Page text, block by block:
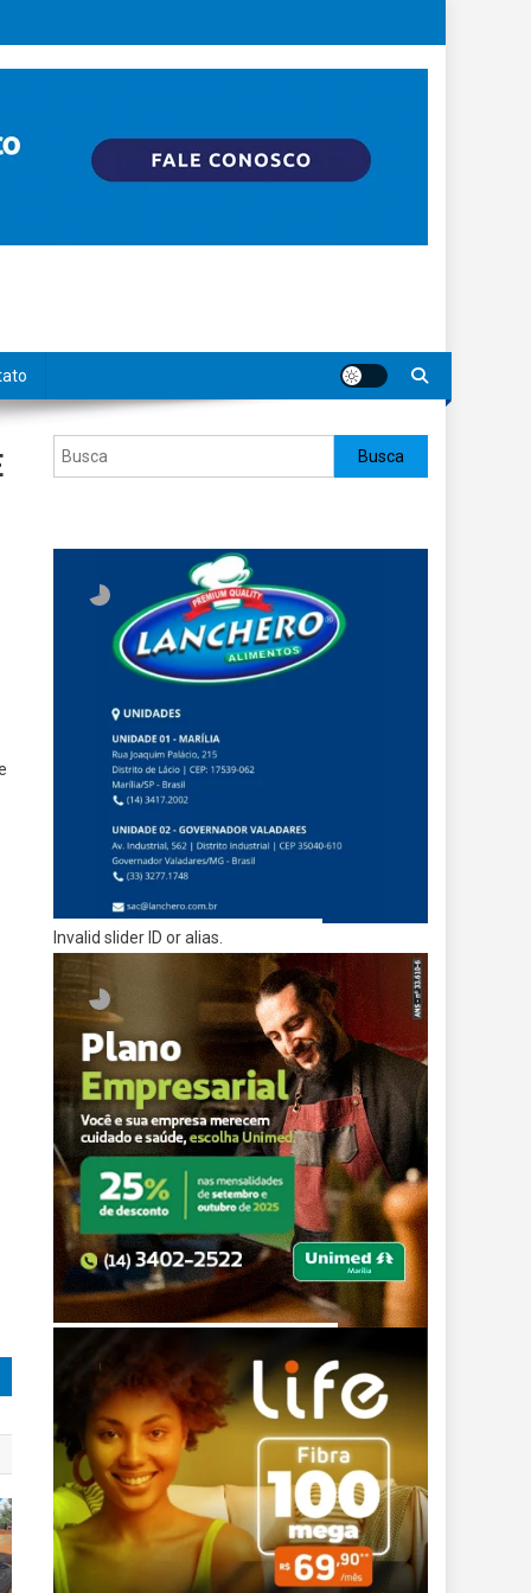
Pesquisar Busca
Invalid slider ID or alias.